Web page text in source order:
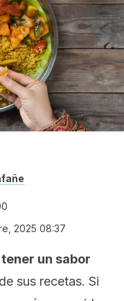
2025 08:37
un sabor
sus recetas. Si